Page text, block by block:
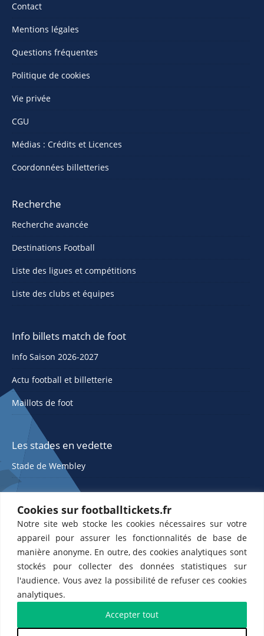
Cookies sur footballtickets.fr
Notre site web stocke les cookies nécessaires sur votre
appareil pour assurer les fonctionnalités de base de
manière anonyme. En outre, des cookies analytiques sont
stockés pour collecter des données statistiques sur
l'audience. Vous avez la possibilité de refuser ces cookies
analytiques.
Accepter tout
Contact
Mentions légales
Questions fréquentes
Politique de cookies
Vie privée
CGU
Médias : Crédits et Licences
Coordonnées billetteries
Recherche
Recherche avancée
Destinations Football
Liste des ligues et compétitions
Liste des clubs et équipes
Info billets match de foot
Info Saison 2026-2027
Actu football et billetterie
Maillots de foot
Les stades en vedette
Stade de Wembley
ETTS 365 SL, Rambla de Catalunya 38, 8, 1, 08007 Barcelone, Espagne |
Partenaires de l'US Changé 53 💙et de l'US Bretons de Paris 🤍